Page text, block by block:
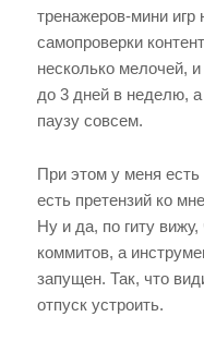
тренажеров-мини
самопроверки
несколько мелочей,
до 3 дней в неделю,
паузу совсем.
При этом у меня есть
есть претензий ко
Ну и да, по гиту вижу,
коммитов, а
запущен. Так, что
отпуск устроить.